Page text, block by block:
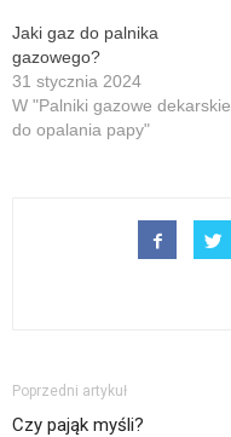
Jaki gaz do palnika
gazowego?
31 stycznia 2024
W "Palniki gazowe dekarskie
do opalania papy"
Poprzedni artykuł
Czy pająk myśli?